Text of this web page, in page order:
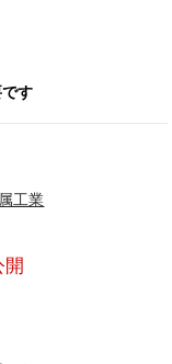
す
工業